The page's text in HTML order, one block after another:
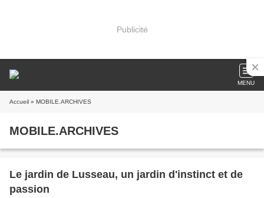
Publicité
MENU
Accueil » MOBILE.ARCHIVES
MOBILE.ARCHIVES
Le jardin de Lusseau, un jardin d'instinct et de
passion